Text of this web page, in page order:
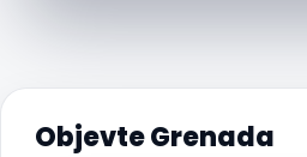
Objevte Grenada